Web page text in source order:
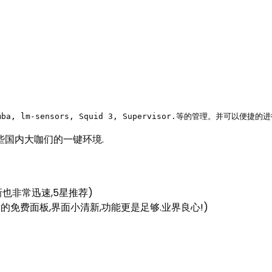
sensors, Squid 3, Supervisor.等的管理。并可以便捷的进行
内大咖们的一键环境.
非常迅速,5星推荐)
费面板,界面小清新,功能更是足够.业界良心!)